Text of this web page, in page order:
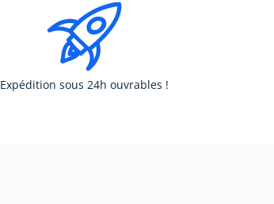
Expédition sous 24h ouvrables !